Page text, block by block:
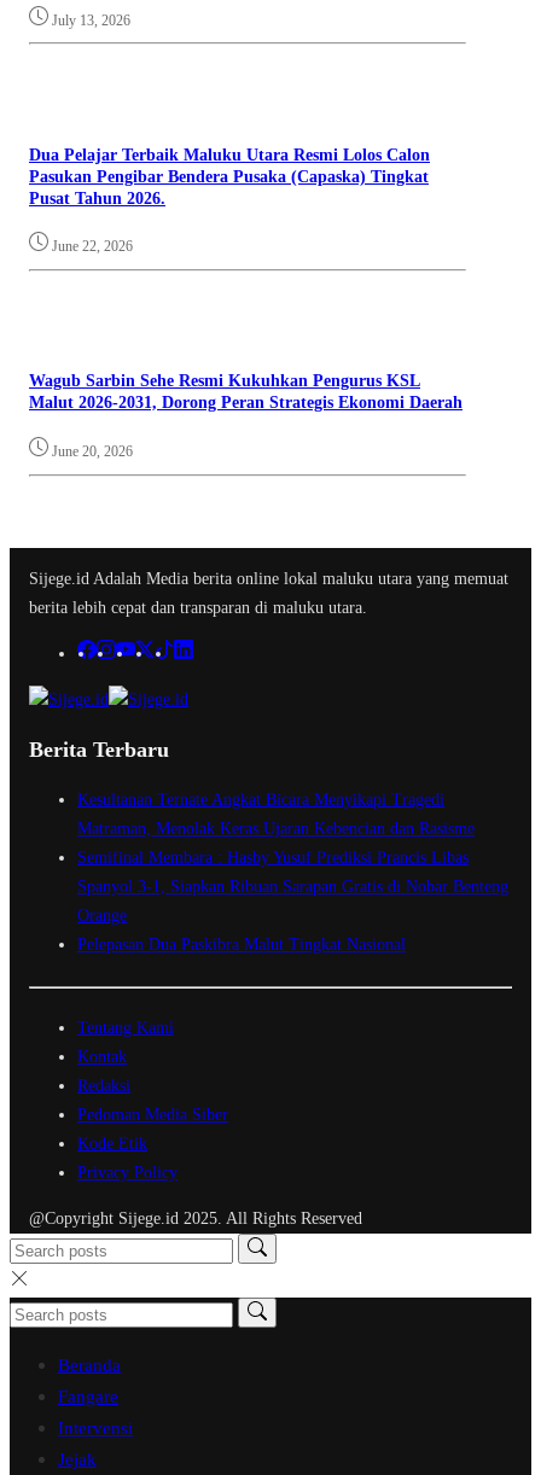
July 13, 2026
Dua Pelajar Terbaik Maluku Utara Resmi Lolos Calon
Pasukan Pengibar Bendera Pusaka (Capaska) Tingkat
Pusat Tahun 2026.
June 22, 2026
Wagub Sarbin Sehe Resmi Kukuhkan Pengurus KSL
Malut 2026-2031, Dorong Peran Strategis Ekonomi Daerah
June 20, 2026
Sijege.id Adalah Media berita online lokal maluku utara yang memuat
berita lebih cepat dan transparan di maluku utara.
Berita Terbaru
Kesultanan Ternate Angkat Bicara Menyikapi Tragedi
Matraman, Menolak Keras Ujaran Kebencian dan Rasisme
Semifinal Membara : Hasby Yusuf Prediksi Prancis Libas
Spanyol 3-1, Siapkan Ribuan Sarapan Gratis di Nobar Benteng
Orange
Pelepasan Dua Paskibra Malut Tingkat Nasional
Tentang Kami
Kontak
Redaksi
Pedoman Media Siber
Kode Etik
Privacy Policy
@Copyright Sijege.id 2025. All Rights Reserved
Beranda
Fangare
Intervensi
Jejak